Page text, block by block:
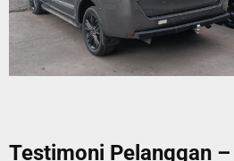
Testimoni Pelanggan